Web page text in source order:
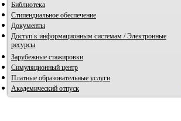
Библиотека
Стипендиальное обеспечение
Документы
Доступ к информационным системам / Электронные
ресурсы
Зарубежные стажировки
Симуляционный центр
Платные образовательные услуги
Академический отпуск